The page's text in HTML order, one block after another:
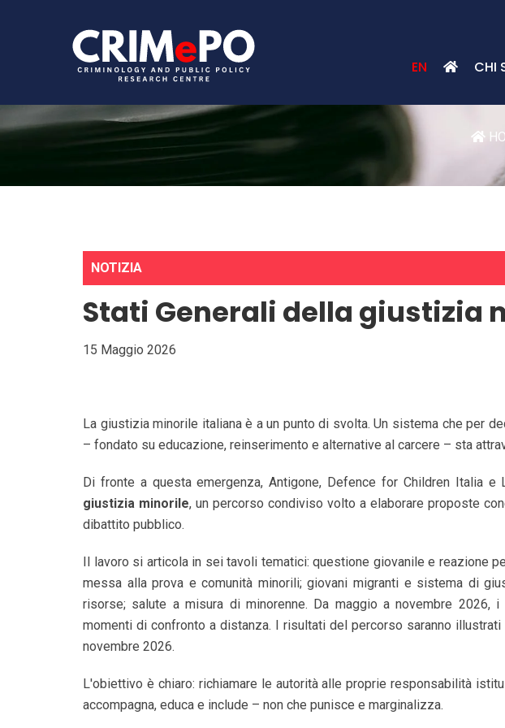
EN CHI
NOTIZIA
Stati Generali della giustizia
15 Maggio 2026
La giustizia minorile italiana è a un punto di svolta. Un sistema che per
– fondato su educazione, reinserimento e alternative al carcere – sta
Di fronte a questa emergenza, Antigone, Defence for Children Italia e
giustizia minorile, un percorso condiviso volto a elaborare proposte
dibattito pubblico.
Il lavoro si articola in sei tavoli tematici: questione giovanile e reazione
messa alla prova e comunità minorili; giovani migranti e sistema di
risorse; salute a misura di minorenne. Da maggio a novembre 2026,
momenti di confronto a distanza. I risultati del percorso saranno illustrati
novembre 2026.
L'obiettivo è chiaro: richiamare le autorità alle proprie responsabilità
accompagna, educa e include – non che punisce e marginalizza.